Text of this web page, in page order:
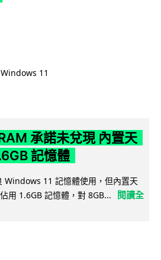
Windows 11
承諾未兌現 內置天
記憶體
Windows 11 記憶體使用，但內置天
用 1.6GB 記憶體，對 8GB...
閱讀全